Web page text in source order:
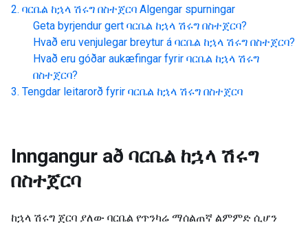
ባርቤል ከኋላ ሽሩግ በስተጀርባ Algengar spurningar
Geta byrjendur gert ባርቤል ከኋላ ሽሩግ በስተጀርባ?
Hvað eru venjulegar breytur á ባርቤል ከኋላ ሽሩግ በስተጀርባ?
Hvað eru góðar aukæfingar fyrir ባርቤል ከኋላ ሽሩግ
በስተጀርባ?
Tengdar leitarorð fyrir ባርቤል ከኋላ ሽሩግ በስተጀርባ
Inngangur að ባርቤል ከኋላ ሽሩግ
በስተጀርባ
ከኋላ ሽሩግ ጀርባ ያለው ባርቤል የጥንካሬ ማሰልጠኛ ልምምድ ሲሆን